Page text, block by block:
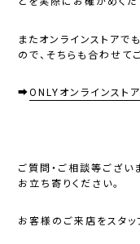
またオンラインストアで
ので、そちらも合わせて
➡ONLYオンラインストア
ご質問・ご相談等ござい
お立ち寄りください。
お客様のご来店をスタッ